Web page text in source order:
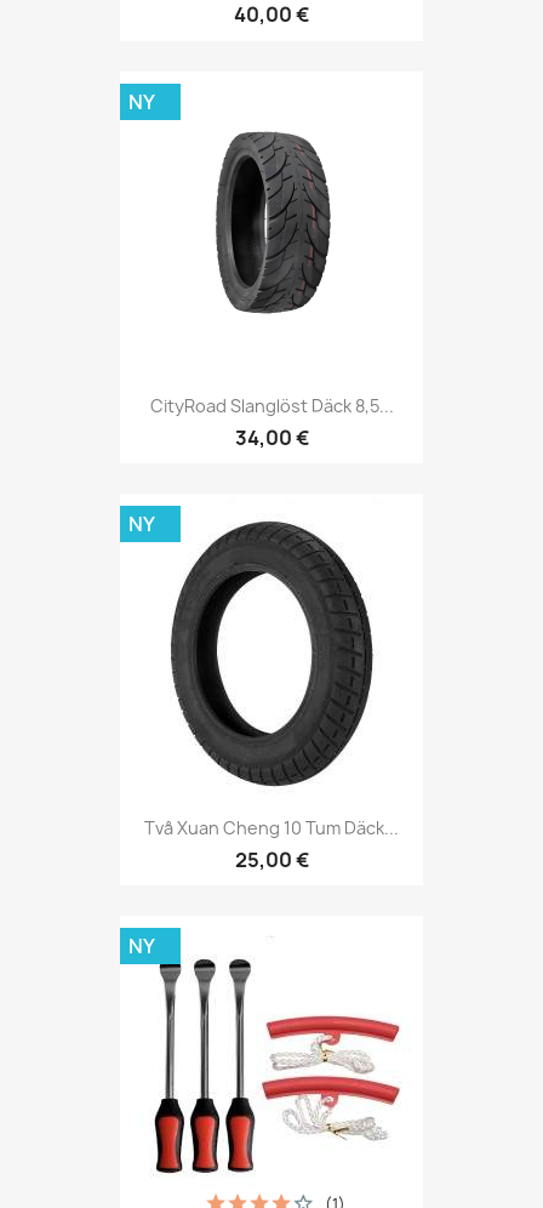
40,00 €
CityRoad Slanglöst Däck 8,5...
34,00 €
NY
Två Xuan Cheng 10 Tum Däck...
25,00 €
NY
NY